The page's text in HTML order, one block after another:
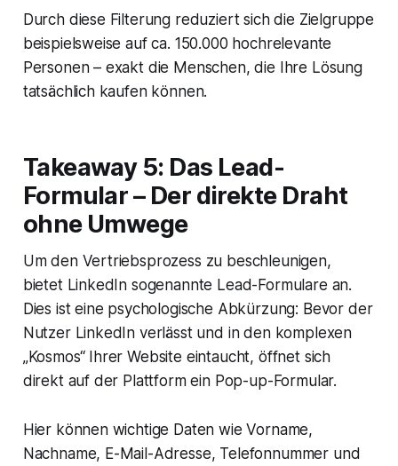
Durch diese Filterung reduziert sich die Zielgruppe
beispielsweise auf ca. 150.000 hochrelevante
Personen – exakt die Menschen, die Ihre Lösung
tatsächlich kaufen können.
Takeaway 5: Das Lead-
Formular – Der direkte Draht
ohne Umwege
Um den Vertriebsprozess zu beschleunigen,
bietet LinkedIn sogenannte Lead-Formulare an.
Dies ist eine psychologische Abkürzung: Bevor der
Nutzer LinkedIn verlässt und in den komplexen
„Kosmos“ Ihrer Website eintaucht, öffnet sich
direkt auf der Plattform ein Pop-up-Formular.
Hier können wichtige Daten wie Vorname,
Nachname, E-Mail-Adresse, Telefonnummer und